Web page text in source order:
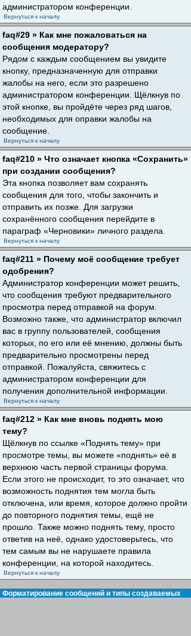
администратором конференции.
Вернуться к началу
faq#29 » Как мне пожаловаться на
сообщения модератору?
Рядом с каждым сообщением вы увидите
кнопку, предназначенную для отправки
жалобы на него, если это разрешено
администратором конференции. Щёлкнув по
этой кнопке, вы пройдёте через ряд шагов,
необходимых для оправки жалобы на
сообщение.
Вернуться к началу
faq#210 » Что означает кнопка «Сохранить»
при создании сообщения?
Эта кнопка позволяет вам сохранять
сообщения для того, чтобы закончить и
отправить их позже. Для загрузки
сохранённого сообщения перейдите в
параграф «Черновики» личного раздела.
Вернуться к началу
faq#211 » Почему моё сообщение требует
одобрения?
Администратор конференции может решить,
что сообщения требуют предварительного
просмотра перед отправкой на форум.
Возможно также, что администратор включил
вас в группу пользователей, сообщения
которых, по его или её мнению, должны быть
предварительно просмотрены перед
отправкой. Пожалуйста, свяжитесь с
администратором конференции для
получения дополнительной информации.
Вернуться к началу
faq#212 » Как мне вновь поднять мою
тему?
Щёлкнув по ссылке «Поднять тему» при
просмотре темы, вы можете «поднять» её в
верхнюю часть первой страницы форума.
Если этого не происходит, то это означает, что
возможность поднятия тем могла быть
отключена, или время, которое должно пройти
до повторного поднятия темы, ещё не
прошло. Также можно поднять тему, просто
ответив на неё, однако удостоверьтесь, что
тем самым вы не нарушаете правила
конференции, на которой находитесь.
Вернуться к началу
Форматирование сообщений и типы создаваемых